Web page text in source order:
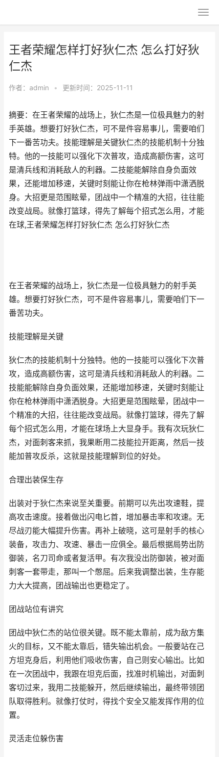
王者荣耀怎样打好狄仁杰 怎么打好狄
仁杰
作者： admin • 更新时间：2025-11-11
摘要：在王者荣耀的战场上，狄仁杰是一位极具魅力的射
手英雄。想要打好狄仁杰，可不是件容易事儿，需要咱们
下一番苦功夫。技能理解是关键狄仁杰的技能机制十分独
特。他的一技能可以强化下次普攻，造成高额伤害，这可
是清兵线和消耗敌人的利器。二技能能解除自身负面效
果，还能增加移速，关键时刻能让你在枪林弹雨中潇洒脱
身。大招更是范围眩晕，团战中一个精准的大招，往往能
改变战局。就像打篮球，得先了解每个招式怎么用，才能
在球,王者荣耀怎样打好狄仁杰 怎么打好狄仁杰
在王者荣耀的战场上，狄仁杰是一位极具魅力的射手英
雄。想要打好狄仁杰，可不是件容易事儿，需要咱们下一
番苦功夫。
技能理解是关键
狄仁杰的技能机制十分独特。他的一技能可以强化下次普
攻，造成高额伤害，这可是清兵线和消耗敌人的利器。二
技能能解除自身负面效果，还能增加移速，关键时刻能让
你在枪林弹雨中潇洒脱身。大招更是范围眩晕，团战中一
个精准的大招，往往能改变战局。就像打篮球，得先了解
每个招式怎么用，才能在球场上大显身手。我有次玩狄仁
杰，对面刺客来抓，我果断用二技能拉开距离，然后一技
能加普攻反杀，这就是技能理解到位的好处。
合理出装保生存
出装对于狄仁杰来说至关重要。前期可以先出攻速鞋，提
高攻击速度。接着做出闪电匕首，增加暴击率和攻速。无
尽战刃能大幅提升伤害。再补上破晓，这可是射手的核心
装备，攻击力、攻速、暴击一应俱全。最后根据局势出防
御装，名刀司命或者复活甲。有次我没出防御装，被对面
刺客一套带走，那叫一个憋屈。后来我调整出装，生存能
力大大提高，团战输出也更稳定了。
团战站位有讲究
团战中狄仁杰的站位很关键。既不能太靠前，成为敌方集
火的目标，又不能太靠后，错失输出机会。一般要站在己
方坦克身后，利用他们吸收伤害，自己则安心输出。比如
在一次团战中，我跟在坦克后面，找准时机输出，对面刺
客切过来，我用二技能躲开，然后继续输出，最终带领团
队取得胜利。就像打仗时，得找个安全又能发挥作用的位
置。
灵活走位躲伤害